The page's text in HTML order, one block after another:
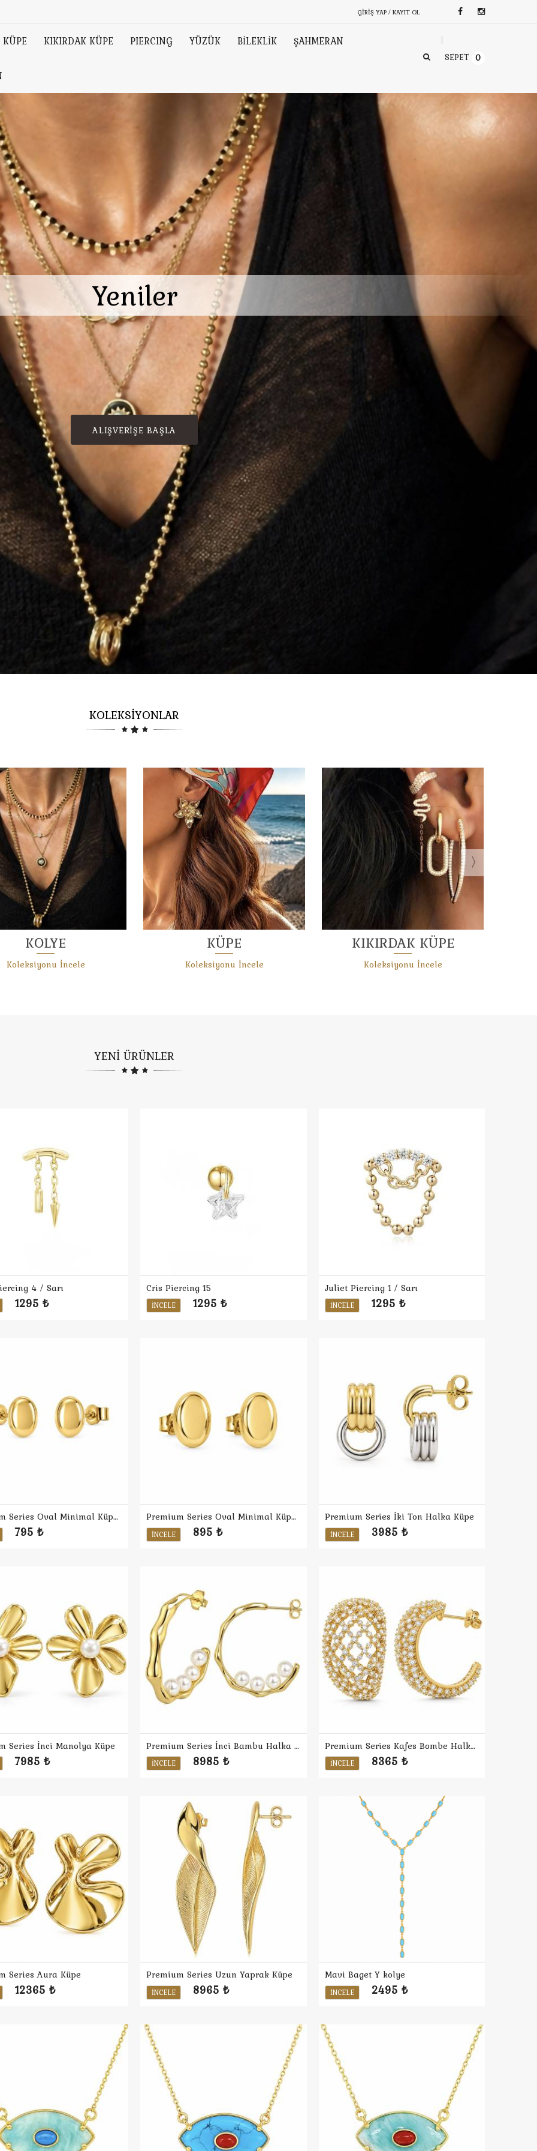
GIRIŞ YAP / KAYIT OL
KÜPE KIKIRDAK KÜPE PIERCING YÜZÜK BİLEKLİK ŞAHMERAN
SEPET 0
KOLEKSİYONLAR
YÜZÜK
Koleksiyonu İncele
BİLEKLİK
Koleksiyonu İncele
ŞAHMERAN
Koleksiyonu İncele
YENİ ÜRÜNLER
4 / Sarı
1295 ₺
Cris Piercing 15
İNCELE 1295 ₺
Juliet Piercing 1 / Sarı
İNCELE 1295 ₺
Premium Series Oval Minimal Küpe S
795 ₺
Premium Series Oval Minimal Küpe M
İNCELE 895 ₺
Premium Series İki Ton Halka Küpe
İNCELE 3985 ₺
Series İnci Manolya Küpe
7985 ₺
Premium Series İnci Bambu Halka Küpe
İNCELE 8985 ₺
Premium Series Kafes Bombe Halka Küpe
İNCELE 8365 ₺
Series Aura Küpe
12365 ₺
Premium Series Uzun Yaprak Küpe
İNCELE 8965 ₺
Mavi Baget Y kolye
İNCELE 2495 ₺